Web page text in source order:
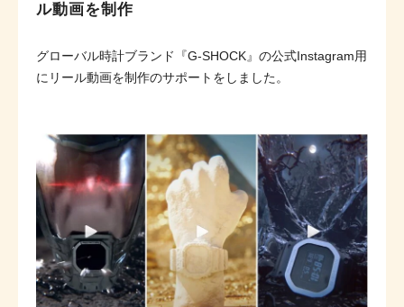
ル動画を制作
グローバル時計ブランド『G-SHOCK』の公式Instagram用
にリール動画を制作のサポートをしました。